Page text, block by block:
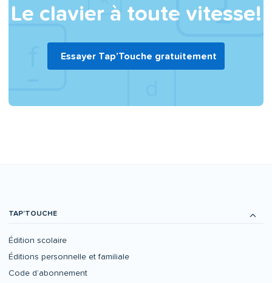
Le clavier à toute vitesse!
Essayer Tap’Touche gratuitement
TAP’TOUCHE
Édition scolaire
Éditions personnelle et familiale
Code d’abonnement